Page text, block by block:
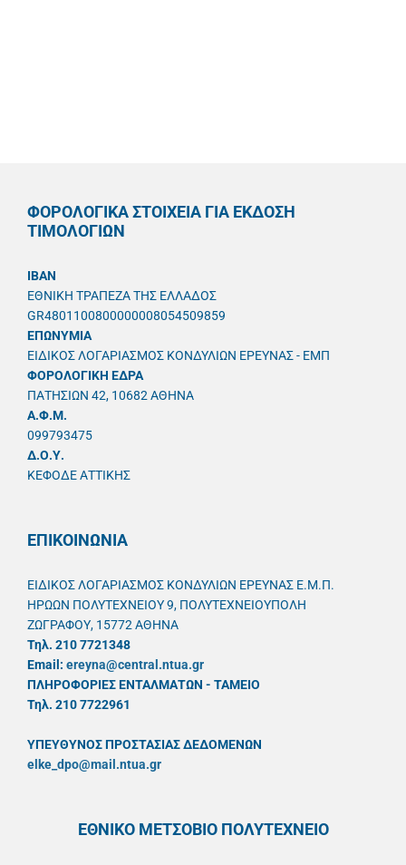
ΦΟΡΟΛΟΓΙΚΑ ΣΤΟΙΧΕΙΑ ΓΙΑ ΕΚΔΟΣΗ
ΤΙΜΟΛΟΓΙΩΝ
IBAN
ΕΘΝΙΚΗ ΤΡΑΠΕΖΑ ΤΗΣ ΕΛΛΑΔΟΣ
GR4801100800000008054509859
ΕΠΩΝΥΜΙΑ
ΕΙΔΙΚΟΣ ΛΟΓΑΡΙΑΣΜΟΣ ΚΟΝΔΥΛΙΩΝ ΕΡΕΥΝΑΣ - ΕΜΠ
ΦΟΡΟΛΟΓΙΚΗ ΕΔΡΑ
ΠΑΤΗΣΙΩΝ 42, 10682 ΑΘΗΝΑ
A.Φ.Μ.
099793475
Δ.Ο.Υ.
ΚΕΦΟΔΕ ΑΤΤΙΚΗΣ
ΕΠΙΚΟΙΝΩΝΙΑ
ΕΙΔΙΚΟΣ ΛΟΓΑΡΙΑΣΜΟΣ ΚΟΝΔΥΛΙΩΝ ΕΡΕΥΝΑΣ Ε.Μ.Π.
ΗΡΩΩΝ ΠΟΛΥΤΕΧΝΕΙΟΥ 9, ΠΟΛΥΤΕΧΝΕΙΟΥΠΟΛΗ
ΖΩΓΡΑΦΟΥ, 15772 ΑΘΗΝΑ
Τηλ. 210 7721348
Email: ereyna@central.ntua.gr
ΠΛΗΡΟΦΟΡΙΕΣ ΕΝΤΑΛΜΑΤΩΝ - ΤΑΜΕΙΟ
Τηλ. 210 7722961
ΥΠΕΥΘYΝΟΣ ΠΡΟΣΤΑΣΙΑΣ ΔΕΔΟΜΕΝΩΝ
elke_dpo@mail.ntua.gr
ΕΘΝΙΚΟ ΜΕΤΣΟΒΙΟ ΠΟΛΥΤΕΧΝΕΙΟ